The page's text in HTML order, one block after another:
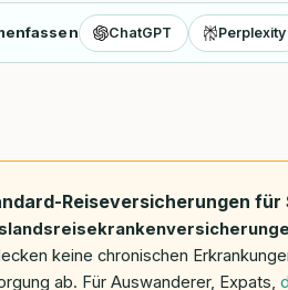
ChatGPT Perplexity
Reiseversicherungen für
keine chronischen
ab. Für Auswanderer, Expats,